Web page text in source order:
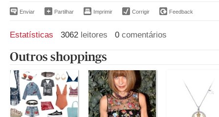
Enviar Partilhar Imprimir Corrigir Feedback
Estatísticas 3062 leitores 0 comentários
Outros shoppings